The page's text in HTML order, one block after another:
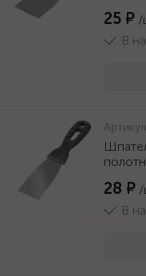
25 ₽ /
В
28 ₽ /
В